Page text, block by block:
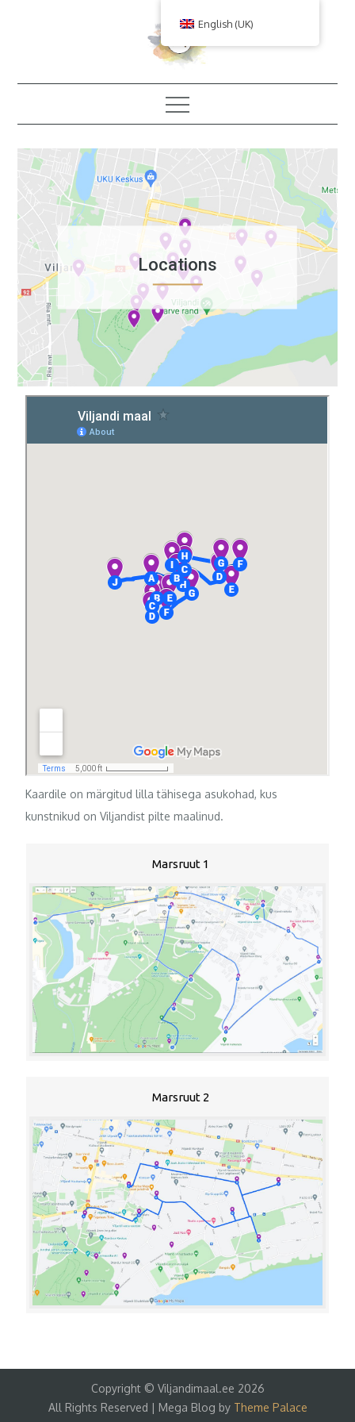
Locations
Kaardile on märgitud lilla tähisega asukohad, kus
kunstnikud on Viljandist pilte maalinud.
Marsruut 1
Marsruut 2
Copyright © Viljandimaal.ee 2026
All Rights Reserved | Mega Blog by Theme Palace
English (UK)